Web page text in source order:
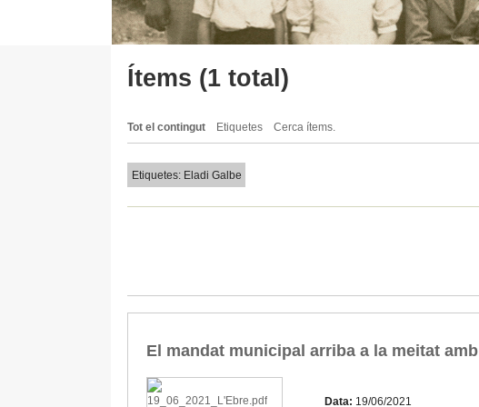
Ítems (1 total)
Tot el contingut Etiquetes Cerca ítems.
Etiquetes: Eladi Galbe
El mandat municipal arriba a la meitat
Data: 19/06/2021